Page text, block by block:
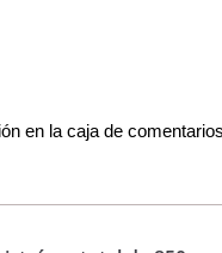
en la caja de